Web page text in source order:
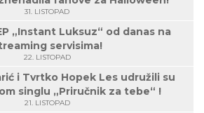
31. LISTOPAD
„Instant Luksuz“ od danas na
servisima!
22. LISTOPAD
i Tvrtko Hopek Les udružili su
singlu „Priručnik za tebe“ !
21. LISTOPAD